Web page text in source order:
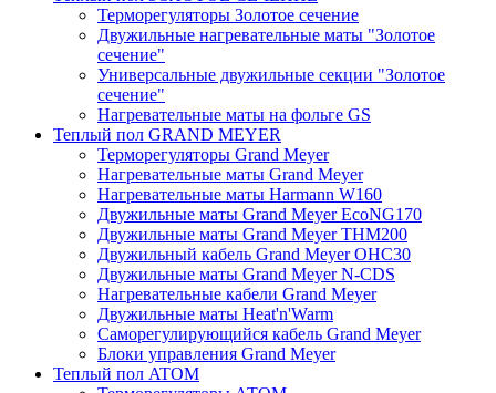
Терморегуляторы Золотое сечение
Двужильные нагревательные маты "Золотое
сечение"
Универсальные двужильные секции "Золотое
сечение"
Нагревательные маты на фольге GS
Теплый пол GRAND MEYER
Терморегуляторы Grand Meyer
Нагревательные маты Grand Meyer
Нагревательные маты Harmann W160
Двужильные маты Grand Meyer EcoNG170
Двужильные маты Grand Meyer THM200
Двужильный кабель Grand Meyer OHC30
Двужильные маты Grand Meyer N-CDS
Нагревательные кабели Grand Meyer
Двужильные маты Heat'n'Warm
Саморегулирующийся кабель Grand Meyer
Блоки управления Grand Meyer
Теплый пол ATOM